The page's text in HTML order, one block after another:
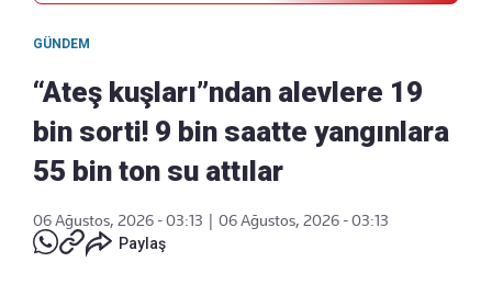
GÜNDEM
“Ateş kuşları”ndan alevlere 19
bin sorti! 9 bin saatte yangınlara
55 bin ton su attılar
06 Ağustos, 2026 - 03:13
06 Ağustos, 2026 - 03:13
Paylaş